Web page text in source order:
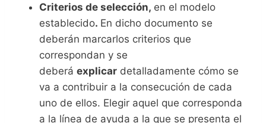
Criterios de selección, en el modelo
establecido. En dicho documento se
deberán marcarlos criterios que
correspondan y se
deberá explicar detalladamente cómo se
va a contribuir a la consecución de cada
uno de ellos. Elegir aquel que corresponda
a la línea de ayuda a la que se presenta el